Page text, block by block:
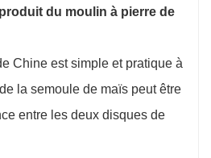
du moulin à pierre de
Chine est simple et pratique à
la semoule de maïs peut être
entre les deux disques de